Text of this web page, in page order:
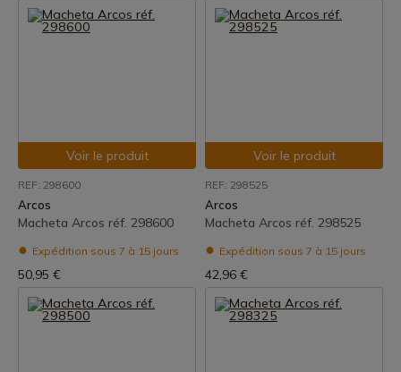
Voir le produit
REF: 298600
Arcos
Macheta Arcos réf. 298600
Expédition sous 7 à 15 jours
50,95 €
Voir le produit
REF: 298525
Arcos
Macheta Arcos réf. 298525
Expédition sous 7 à 15 jours
42,96 €